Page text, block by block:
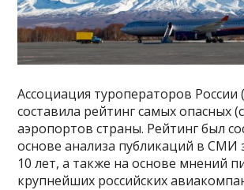
Ассоциация туроператоров России
составила рейтинг самых опасных
аэропортов страны. Рейтинг был
основе анализа публикаций в СМИ
10 лет, а также на основе мнений
крупнейших российских